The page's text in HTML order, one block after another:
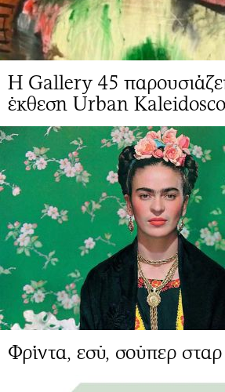
Η Gallery 45
έκθεση Urban
Φρίντα, εσύ, σούπερ σταρ